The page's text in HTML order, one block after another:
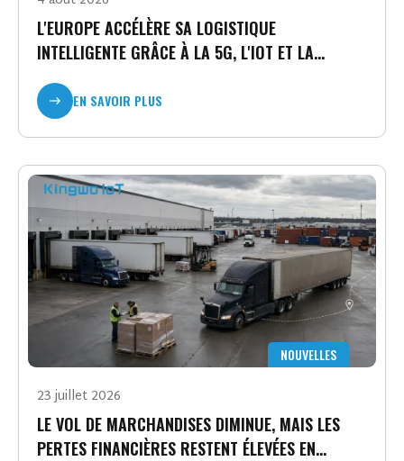
L'EUROPE ACCÉLÈRE SA LOGISTIQUE
INTELLIGENTE GRÂCE À LA 5G, L'IOT ET LA
EN SAVOIR PLUS
NOUVELLES
23 juillet 2026
LE VOL DE MARCHANDISES DIMINUE, MAIS LES
PERTES FINANCIÈRES RESTENT ÉLEVÉES EN